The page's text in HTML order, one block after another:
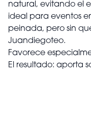
natural, evitando el
ideal para eventos
peinada, pero sin
Juandiegoteo.
Favorece
El resultado: aporta